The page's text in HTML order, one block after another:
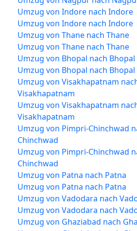
Umzug von Indore nach Indore
Umzug von Indore nach Indore
Umzug von Thane nach Thane
Umzug von Thane nach Thane
Umzug von Bhopal nach Bhopal
Umzug von Bhopal nach Bhopal
Umzug von Visakhapatnam
Visakhapatnam
Umzug von Visakhapatnam
Visakhapatnam
Umzug von Pimpri-Chinchwad
Chinchwad
Umzug von Pimpri-Chinchwad
Chinchwad
Umzug von Patna nach Patna
Umzug von Patna nach Patna
Umzug von Vadodara nach
Umzug von Vadodara nach
Umzug von Ghaziabad nach